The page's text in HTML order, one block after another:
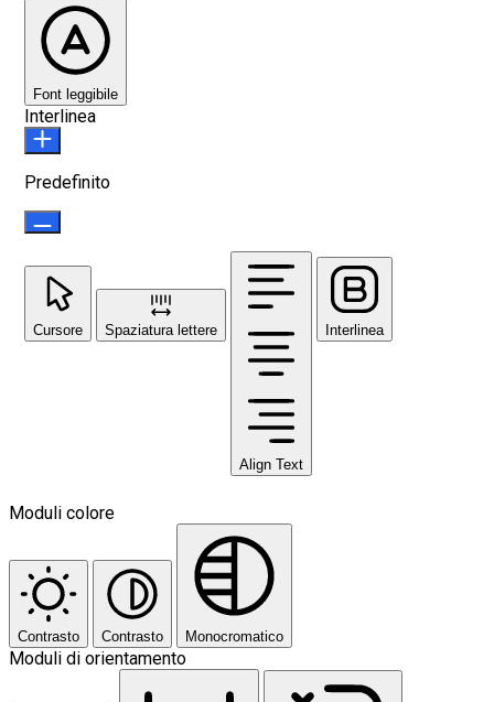
Font leggibile
Interlinea
Predefinito
Cursore Spaziatura lettere
Align Text
Interlinea
Moduli colore
Contrasto Contrasto Monocromatico
Moduli di orientamento